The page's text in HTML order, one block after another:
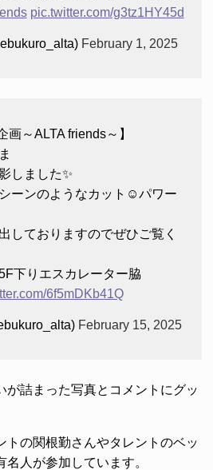
pic.twitter.com/g3tz1HY45d
February 1, 2025
画～ALTA friends～】
しました✨
ーンのようなカット☺パワー
しておりますのでぜひご覧く
下りエスカレーター脇
6f5mDKb41Q
February 15, 2025
が詰まった写真とコメントにグッ
トの関根勤さんやタレントのベッ
人が参加しています。